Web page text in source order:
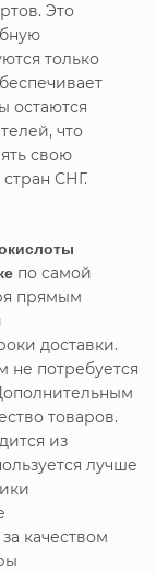
Это
только
остаются
что
свою
СНГ.
по самой
прямым
доставки.
не потребуется
товаров.
из
лучше
качеством